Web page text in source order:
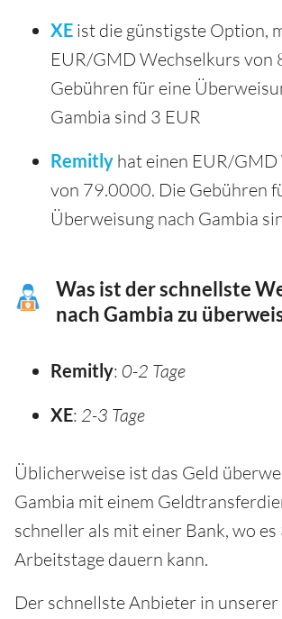
XE ist die günstigste Option,
EUR/GMD Wechselkurs von
Gebühren für eine
Gambia sind 3 EUR
Remitly hat einen EUR/
von 79.0000. Die Gebühren
Überweisung nach Gambia
Was ist der schnellste
nach Gambia zu
Remitly: 0-2 Tage
XE: 2-3 Tage
Üblicherweise ist das Geld
Gambia mit einem
schneller als mit einer Bank, wo es
Arbeitstage dauern kann.
Der schnellste Anbieter in unserer